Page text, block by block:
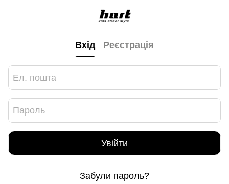
Вхід Реєстрація
Увійти
Забули пароль?